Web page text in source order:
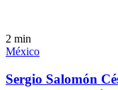
2 min
México
Sergio Salomón